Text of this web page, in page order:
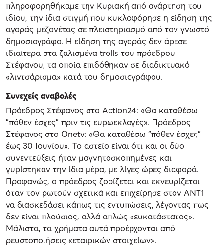
πληροφορηθήκαμε την Κυριακή από ανάρτηση του
ιδίου, την ίδια στιγμή που κυκλοφόρησε η είδηση της
αγοράς μεζονέτας σε πλειστηριασμό από τον γνωστό
δημοσιογράφο. Η είδηση της αγοράς δεν άρεσε
ιδιαίτερα στα ζαλισμένα trolls του πρόεδρου
Στέφανου, τα οποία επιδόθηκαν σε διαδικτυακό
«λιντσάρισμα» κατά του δημοσιογράφου.
Συνεχείς αναβολές
Πρόεδρος Στέφανος στο Αction24: «Θα καταθέσω
"πόθεν έσχες" πριν τις ευρωεκλογές». Πρόεδρος
Στέφανος στο Onetv: «Θα καταθέσω "πόθεν έσχες"
έως 30 Ιουνίου». Το αστείο είναι ότι και οι δύο
συνεντεύξεις ήταν μαγνητοσκοπημένες και
γυρίστηκαν την ίδια μέρα, με λίγες ώρες διαφορά.
Προφανώς, ο πρόεδρος ζορίζεται και εκνευρίζεται
όταν τον ρωτούν σχετικά και επιχείρησε στον ΑΝΤ1
να διασκεδάσει κάπως τις εντυπώσεις, λέγοντας πως
δεν είναι πλούσιος, αλλά απλώς «ευκατάστατος».
Μάλιστα, τα χρήματα αυτά προέρχονται από
ρευστοποιήσεις «εταιρικών στοιχείων».